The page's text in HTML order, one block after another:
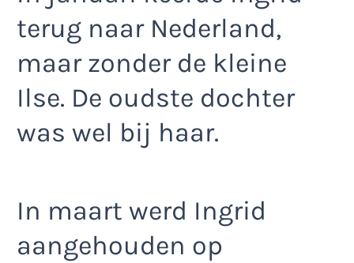
terug naar Nederland,
maar zonder de kleine
Ilse. De oudste dochter
was wel bij haar.
In maart werd Ingrid
aangehouden op